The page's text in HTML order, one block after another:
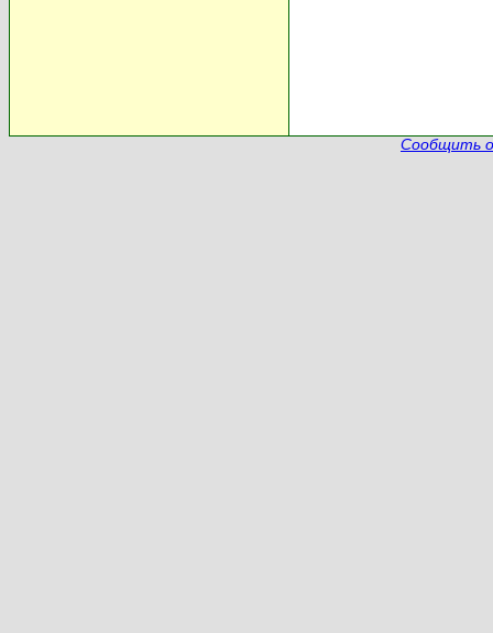
Сообщить о